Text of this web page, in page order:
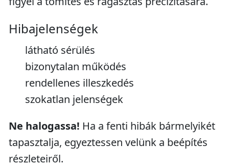
Hibajelenségek
látható sérülés
bizonytalan működés
rendellenes illeszkedés
szokatlan jelenségek
Ne halogassa! Ha a fenti hibák bármelyikét
tapasztalja, egyeztessen velünk a beépítés
részleteiről.